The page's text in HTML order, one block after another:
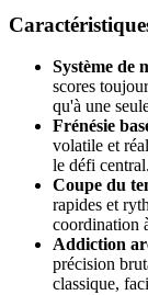
Système de
scores
qu'à une
Frénésie
volatile et
le défi central.
Coupe du
rapides et
coordination
Addiction
précision
classique,